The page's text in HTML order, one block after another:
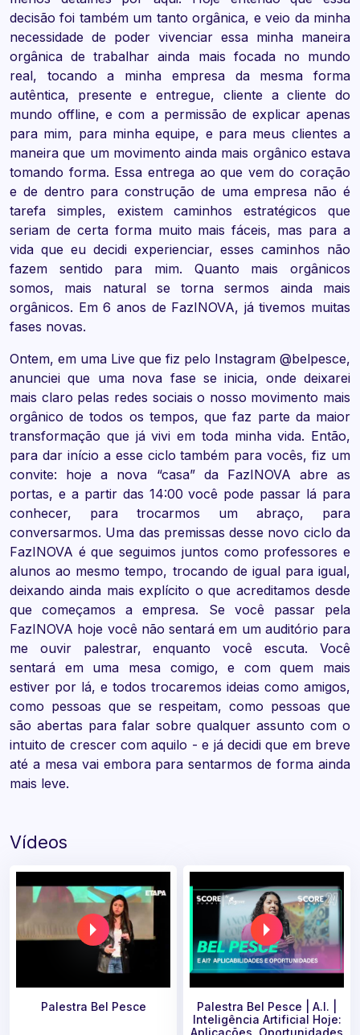
decisão foi também um tanto orgânica, e veio da minha
necessidade de poder vivenciar essa minha maneira
orgânica de trabalhar ainda mais focada no mundo
real, tocando a minha empresa da mesma forma
autêntica, presente e entregue, cliente a cliente do
mundo offline, e com a permissão de explicar apenas
para mim, para minha equipe, e para meus clientes a
maneira que um movimento ainda mais orgânico estava
tomando forma. Essa entrega ao que vem do coração
e de dentro para construção de uma empresa não é
tarefa simples, existem caminhos estratégicos que
seriam de certa forma muito mais fáceis, mas para a
vida que eu decidi experienciar, esses caminhos não
fazem sentido para mim. Quanto mais orgânicos
somos, mais natural se torna sermos ainda mais
orgânicos. Em 6 anos de FazINOVA, já tivemos muitas
fases novas.
Ontem, em uma Live que fiz pelo Instagram @belpesce,
anunciei que uma nova fase se inicia, onde deixarei
mais claro pelas redes sociais o nosso movimento mais
orgânico de todos os tempos, que faz parte da maior
transformação que já vivi em toda minha vida. Então,
para dar início a esse ciclo também para vocês, fiz um
convite: hoje a nova “casa” da FazINOVA abre as
portas, e a partir das 14:00 você pode passar lá para
conhecer, para trocarmos um abraço, para
conversarmos. Uma das premissas desse novo ciclo da
FazINOVA é que seguimos juntos como professores e
alunos ao mesmo tempo, trocando de igual para igual,
deixando ainda mais explícito o que acreditamos desde
que começamos a empresa. Se você passar pela
FazINOVA hoje você não sentará em um auditório para
me ouvir palestrar, enquanto você escuta. Você
sentará em uma mesa comigo, e com quem mais
estiver por lá, e todos trocaremos ideias como amigos,
como pessoas que se respeitam, como pessoas que
são abertas para falar sobre qualquer assunto com o
intuito de crescer com aquilo - e já decidi que em breve
até a mesa vai embora para sentarmos de forma ainda
mais leve.
Vídeos
Palestra Bel Pesce
Palestra Bel Pesce | A.I. |
Inteligência Artificial Hoje: